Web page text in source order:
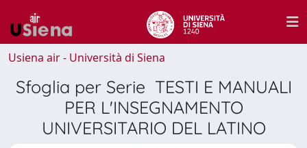
Usiena air - Università di Siena
Sfoglia per Serie TESTI E MANUALI
PER L'INSEGNAMENTO
UNIVERSITARIO DEL LATINO